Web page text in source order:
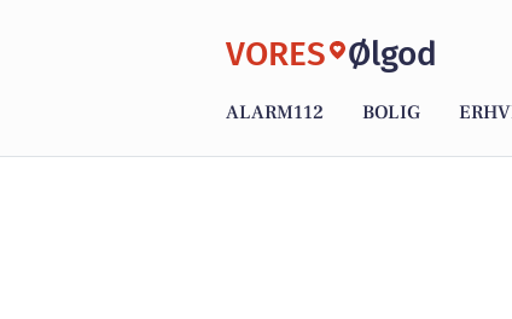
VORES Ølgod
ALARM112 BOLIG